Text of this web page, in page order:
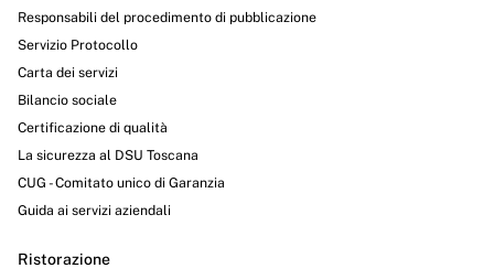
Responsabili del procedimento di pubblicazione
Servizio Protocollo
Carta dei servizi
Bilancio sociale
Certificazione di qualità
La sicurezza al DSU Toscana
CUG - Comitato unico di Garanzia
Guida ai servizi aziendali
Ristorazione